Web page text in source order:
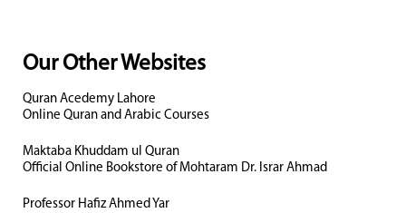
Our Other Websites
Quran Acedemy Lahore
Online Quran and Arabic Courses
Maktaba Khuddam ul Quran
Official Online Bookstore of Mohtaram Dr. Israr Ahmad
Professor Hafiz Ahmed Yar